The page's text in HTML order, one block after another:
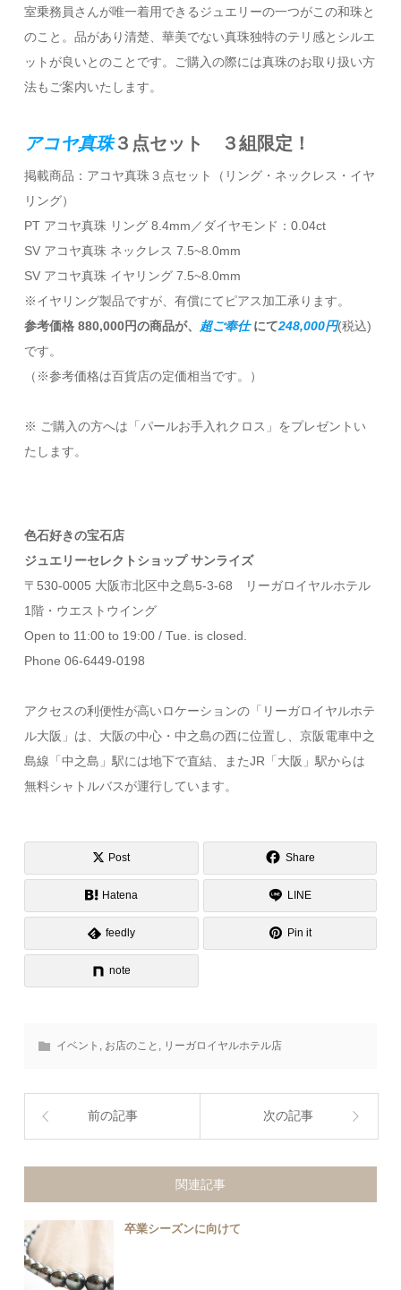
室乗務員さんが唯一着用できるジュエリーの一つがこの和珠と
のこと。品があり清楚、華美でない真珠独特のテリ感とシルエ
ットが良いとのことです。ご購入の際には真珠のお取り扱い方
法もご案内いたします。
アコヤ真珠３点セット ３組限定！
掲載商品：アコヤ真珠３点セット（リング・ネックレス・イヤ
リング）
PT アコヤ真珠 リング 8.4mm／ダイヤモンド：0.04ct
SV アコヤ真珠 ネックレス 7.5~8.0mm
SV アコヤ真珠 イヤリング 7.5~8.0mm
※イヤリング製品ですが、有償にてピアス加工承ります。
参考価格 880,000円の商品が、 超ご奉仕にて248,000円(税込)
です。
（※参考価格は百貨店の定価相当です。）
※ ご購入の方へは「パールお手入れクロス」をプレゼントい
たします。
色石好きの宝石店
ジュエリーセレクトショップ サンライズ
〒530-0005 大阪市北区中之島5-3-68 リーガロイヤルホテル
1階・ウエストウイング
Open to 11:00 to 19:00 / Tue. is closed.
Phone 06-6449-0198
アクセスの利便性が高いロケーションの「リーガロイヤルホテ
ル大阪」は、大阪の中心・中之島の西に位置し、京阪電車中之
島線「中之島」駅には地下で直結、またJR「大阪」駅からは
無料シャトルバスが運行しています。
Post Share
Hatena LINE
feedly Pin it
note
イベント , お店のこと , リーガロイヤルホテル店
前の記事 次の記事
関連記事
卒業シーズンに向けて